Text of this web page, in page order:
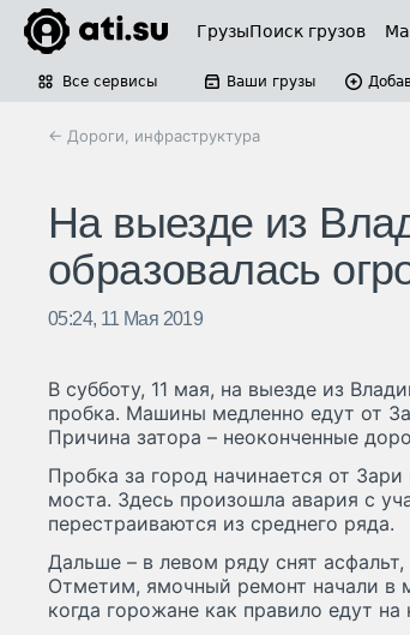
ГрузыПоиск грузов
Все сервисы Ваши грузы
← Дороги, инфраструктура
На выезде из
образовалась
05:24, 11 Мая 2019
В субботу, 11 мая, на выезде из
пробка. Машины медленно едут от
Причина затора – неоконченные
Пробка за город начинается от
моста. Здесь произошла авария с
перестраиваются из среднего ряда.
Дальше – в левом ряду снят
Отметим, ямочный ремонт начали в
когда горожане как правило едут